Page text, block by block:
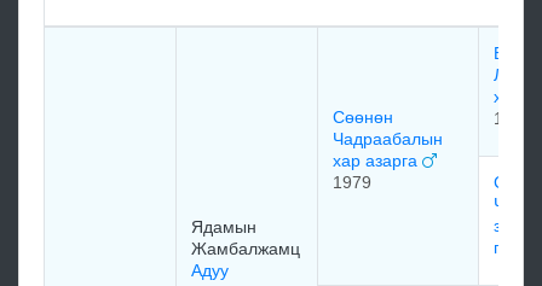
Ядамын
Жамбалжамц
Адуу
Сөөнөн
Чадраабалын
хар азарга
1979
Батын
хар
1971
гүү